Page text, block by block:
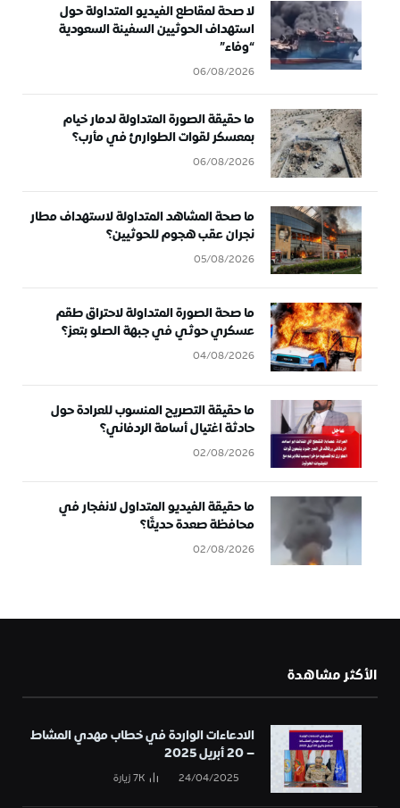
لا صحة لمقاطع الفيديو المتداولة حول
استهداف الحوثيين السفينة السعودية
“وفاء”
06/08/2026
ما حقيقة الصورة المتداولة لدمار خيام
بمعسكر لقوات الطوارئ في مأرب؟
06/08/2026
ما صحة المشاهد المتداولة لاستهداف مطار
نجران عقب هجوم للحوثيين؟
05/08/2026
ما صحة الصورة المتداولة لاحتراق طقم
عسكري حوثي في جبهة الصلو بتعز؟
04/08/2026
ما حقيقة التصريح المنسوب للعرادة حول
حادثة اغتيال أسامة الردفاني؟
02/08/2026
ما حقيقة الفيديو المتداول لانفجار في
محافظة صعدة حديثًا؟
02/08/2026
الأكثر مشاهدة
الادعاءات الواردة في خطاب مهدي المشاط
– 20 أبريل 2025
24/04/2025
7Kزيارة